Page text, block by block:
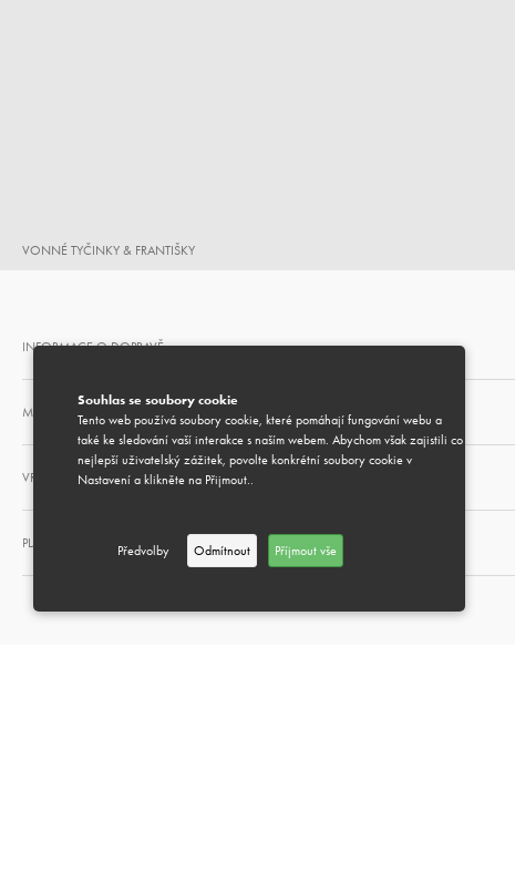
Souhlas se soubory cookie
Tento web používá soubory cookie, které pomáhají fungování webu a
také ke sledování vaší interakce s naším webem. Abychom však zajistili co
nejlepší uživatelský zážitek, povolte konkrétní soubory cookie v
Nastavení a klikněte na Přijmout..
Předvolby Odmítnout Příjmout vše
VONNÉ TYČINKY & FRANTIŠKY
INFORMACE O DOPRAVĚ
MOŽNOST DÁRKOVÉHO BALENÍ
VRÁCENÍ A VÝMĚNA
PLATEBNÍ METODY